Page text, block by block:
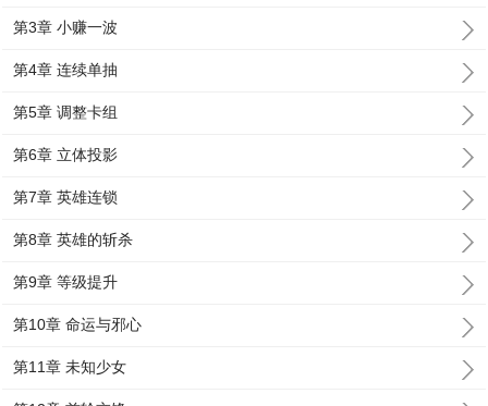
第3章 小赚一波
第4章 连续单抽
第5章 调整卡组
第6章 立体投影
第7章 英雄连锁
第8章 英雄的斩杀
第9章 等级提升
第10章 命运与邪心
第11章 未知少女